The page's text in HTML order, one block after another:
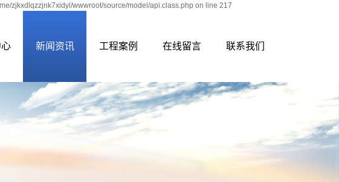
zjkxdlqzzjnk7xidyl/wwwroot/source/model/api.class.php on line 217
新闻资讯 工程案例 在线留言 联系我们